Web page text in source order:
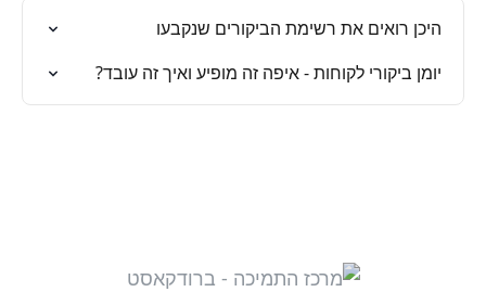
היכן רואים את רשימת הביקורים שנקבעו
יומן ביקורי לקוחות - איפה זה מופיע ואיך זה עובד?